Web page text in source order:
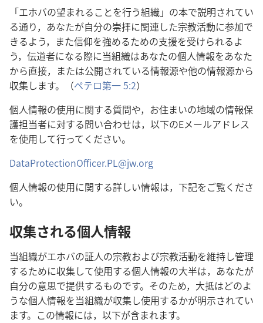
「エホバの望まれることを行う組織」の本で説明されてい
る通り，あなたが自分の崇拝に関連した宗教活動に参加で
きるよう，また信仰を強めるための支援を受けられるよ
う，伝道者になる際に当組織はあなたの個人情報をあなた
から直接，または公開されている情報源や他の情報源から
収集します。（ペテロ第一 5:2）
個人情報の使用に関する質問や，お住まいの地域の情報保
護担当者に対する問い合わせは，以下のEメールアドレス
を使用して行ってください。
DataProtectionOfficer.PL@jw.org
個人情報の使用に関する詳しい情報は，下記をご覧くださ
い。
収集される個人情報
当組織がエホバの証人の宗教および宗教活動を維持し管理
するために収集して使用する個人情報の大半は，あなたが
自分の意思で提供するものです。そのため，大抵はどのよ
うな個人情報を当組織が収集し使用するかが明示されてい
ます。この情報には，以下が含まれます。